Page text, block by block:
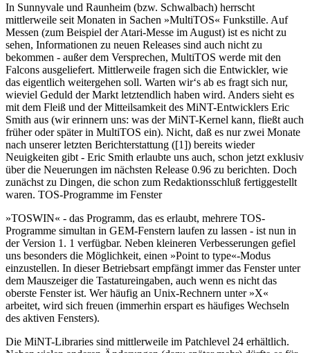
In Sunnyvale und Raunheim (bzw. Schwalbach) herrscht
mittlerweile seit Monaten in Sachen »MultiTOS« Funkstille. Auf
Messen (zum Beispiel der Atari-Messe im August) ist es nicht zu
sehen, Informationen zu neuen Releases sind auch nicht zu
bekommen - außer dem Versprechen, MultiTOS werde mit den
Falcons ausgeliefert. Mittlerweile fragen sich die Entwickler, wie
das eigentlich weitergehen soll. Warten wir‘s ab es fragt sich nur,
wieviel Geduld der Markt letztendlich haben wird. Anders sieht es
mit dem Fleiß und der Mitteilsamkeit des MiNT-Entwicklers Eric
Smith aus (wir erinnern uns: was der MiNT-Kernel kann, fließt auch
früher oder später in MultiTOS ein). Nicht, daß es nur zwei Monate
nach unserer letzten Berichterstattung ([1]) bereits wieder
Neuigkeiten gibt - Eric Smith erlaubte uns auch, schon jetzt exklusiv
über die Neuerungen im nächsten Release 0.96 zu berichten. Doch
zunächst zu Dingen, die schon zum Redaktionsschluß fertiggestellt
waren. TOS-Programme im Fenster
»TOSWIN« - das Programm, das es erlaubt, mehrere TOS-
Programme simultan in GEM-Fenstern laufen zu lassen - ist nun in
der Version 1. 1 verfügbar. Neben kleineren Verbesserungen gefiel
uns besonders die Möglichkeit, einen »Point to type«-Modus
einzustellen. In dieser Betriebsart empfängt immer das Fenster unter
dem Mauszeiger die Tastatureingaben, auch wenn es nicht das
oberste Fenster ist. Wer häufig an Unix-Rechnern unter »X«
arbeitet, wird sich freuen (immerhin erspart es häufiges Wechseln
des aktiven Fensters).
Die MiNT-Libraries sind mittlerweile im Patchlevel 24 erhältlich.